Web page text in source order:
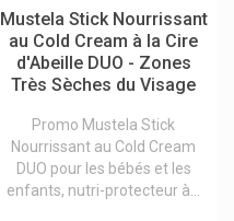
Mustela Stick Nourrissant
au Cold Cream à la Cire
d'Abeille DUO - Zones
Très Sèches du Visage
Promo Mustela Stick
Nourrissant au Cold Cream
DUO pour les bébés et les
enfants, nutri-protecteur à...